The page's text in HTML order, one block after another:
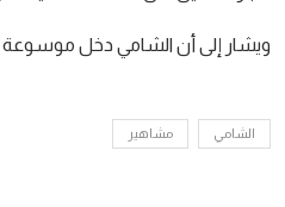
ويشار إلى أن الشامي دخل موسوعة
الشامي مشاهير